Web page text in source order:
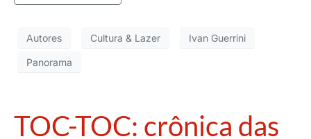
Autores Cultura & Lazer Ivan Guerrini
Panorama
TOC-TOC: crônica das